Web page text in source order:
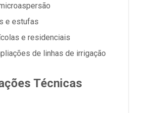
e estufas
e residenciais
de linhas de irrigação
Técnicas